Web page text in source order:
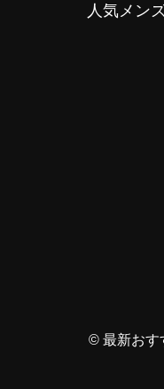
人気メン
© 最新おす